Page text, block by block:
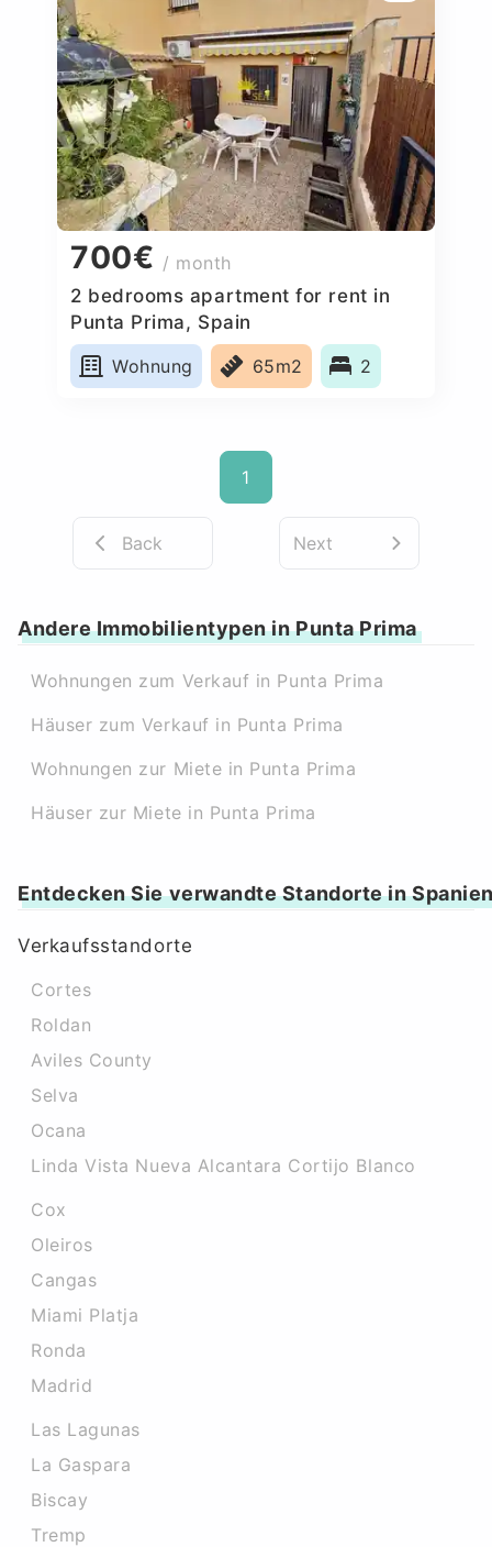
700€ / month
2 bedrooms apartment for rent in
Punta Prima, Spain
Wohnung
65m2 2
1
Back Next
Andere Immobilientypen in Punta Prima
Wohnungen zum Verkauf in Punta Prima
Häuser zum Verkauf in Punta Prima
Wohnungen zur Miete in Punta Prima
Häuser zur Miete in Punta Prima
Entdecken Sie verwandte Standorte in
Verkaufsstandorte
Cortes
Roldan
Aviles County
Selva
Ocana
Linda Vista Nueva Alcantara Cortijo Blanco
Cox
Oleiros
Cangas
Miami Platja
Ronda
Madrid
Las Lagunas
La Gaspara
Biscay
Tremp